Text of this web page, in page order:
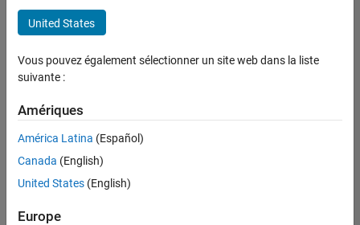
FILTRER PAR
Programme destiné aux nouvelles carrières (EDG)
Infrastructure et architecture
Ingénierie de la qualité
Enregistrer
sélectionnées
United States
Vous pouvez également sélectionner un site web dans la liste
suivante :
Amériques
América Latina (Español)
Canada (English)
United States (English)
Europe